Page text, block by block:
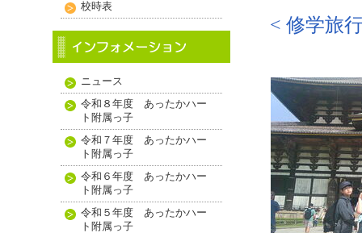
< 修学旅
校時表
ニュース
令和８年度 あったかハー
ト附属っ子
令和７年度 あったかハー
ト附属っ子
令和６年度 あったかハー
ト附属っ子
令和５年度 あったかハー
ト附属っ子